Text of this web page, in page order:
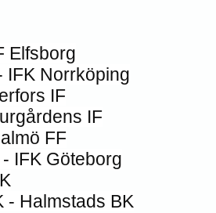
Elfsborg
IFK Norrköping
IF
IF
FF
IFK Göteborg
- Halmstads BK